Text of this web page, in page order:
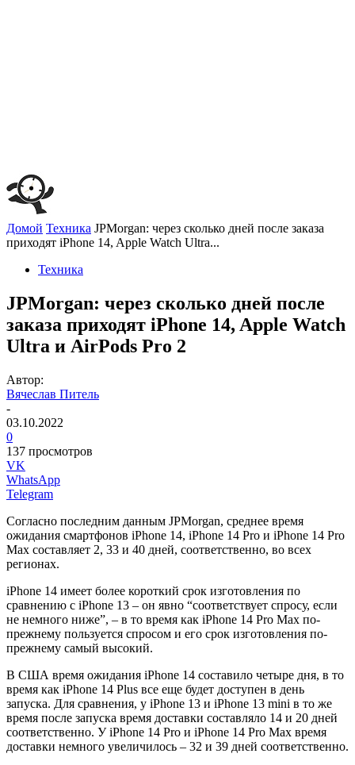
Домой Техника JPMorgan: через сколько дней после заказа
приходят iPhone 14, Apple Watch Ultra...
Техника
JPMorgan: через сколько дней после
заказа приходят iPhone 14, Apple Watch
Ultra и AirPods Pro 2
Автор:
Вячеслав Питель
-
03.10.2022
0
137 просмотров
VK
WhatsApp
Telegram
Согласно последним данным JPMorgan, среднее время
ожидания смартфонов iPhone 14, iPhone 14 Pro и iPhone 14 Pro
Max составляет 2, 33 и 40 дней, соответственно, во всех
регионах.
iPhone 14 имеет более короткий срок изготовления по
сравнению с iPhone 13 – он явно “соответствует спросу, если
не немного ниже”, – в то время как iPhone 14 Pro Max по-
прежнему пользуется спросом и его срок изготовления по-
прежнему самый высокий.
В США время ожидания iPhone 14 составило четыре дня, в то
время как iPhone 14 Plus все еще будет доступен в день
запуска. Для сравнения, у iPhone 13 и iPhone 13 mini в то же
время после запуска время доставки составляло 14 и 20 дней
соответственно. У iPhone 14 Pro и iPhone 14 Pro Max время
доставки немного увеличилось – 32 и 39 дней соответственно.